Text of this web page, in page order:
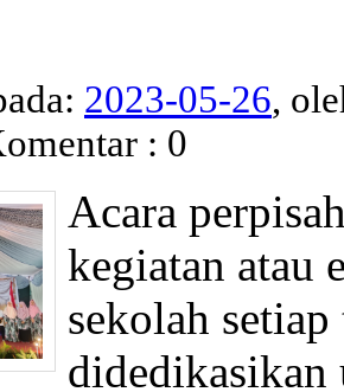
2023-05-26,
: 0
Acara
kegiatan atau
sekolah
didedikasikan